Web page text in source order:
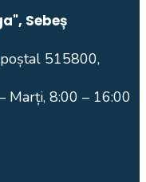
Sebeș
515800,
Marți, 8:00 – 16:00